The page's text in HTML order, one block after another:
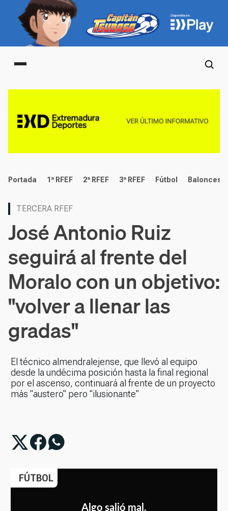
Main menu
deportes
Portada 1ª RFEF 2ª RFEF 3ª RFEF Fútbol Baloncesto
TERCERA RFEF
José Antonio Ruiz
seguirá al frente del
Moralo con un objetivo:
"volver a llenar las
gradas"
El técnico almendralejense, que llevó al equipo
desde la undécima posición hasta la final regional
por el ascenso, continuará al frente de un proyecto
más "austero" pero "ilusionante"
FÚTBOL